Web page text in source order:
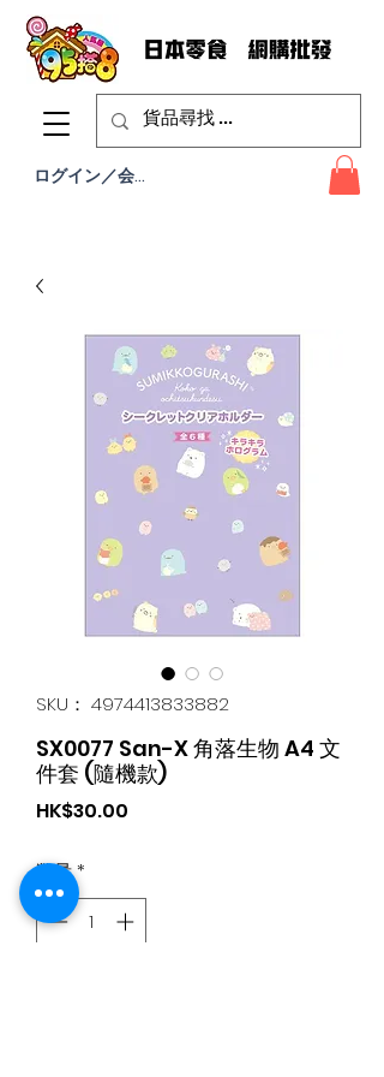
ログイン／会員登録
SKU： 4974413833882
SX0077 San-X 角落生物 A4 文
件套 (隨機款)
HK$30.00
数量*